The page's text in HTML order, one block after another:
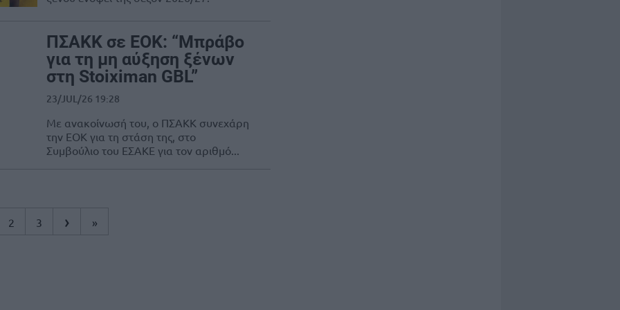
ΠΣΑΚΚ σε ΕΟΚ: “Μπράβο
για τη μη αύξηση ξένων
στη Stoiximan GBL”
23/JUL/26 19:28
Με ανακοίνωσή του, ο ΠΣΑΚΚ συνεχάρη
την ΕΟΚ για τη στάση της, στο
Συμβούλιο του ΕΣΑΚΕ για τον αριθμό...
2 3 › »